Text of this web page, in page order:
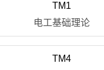
TM1
电工基础理论
TM4